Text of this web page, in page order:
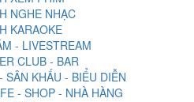
NGHE NHẠC
KARAOKE
- LIVESTREAM
CLUB - BAR
SÂN KHẤU - BIỂU DIỄN
- SHOP - NHÀ HÀNG